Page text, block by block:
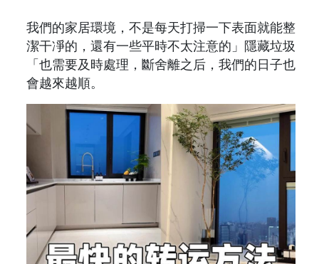
我們的家居環境，不是每天打掃一下表面就能整
潔干凈的，還有一些平時不太注意的」隱藏垃圾
「也需要及時處理，斷舍離之后，我們的日子也
會越來越順。